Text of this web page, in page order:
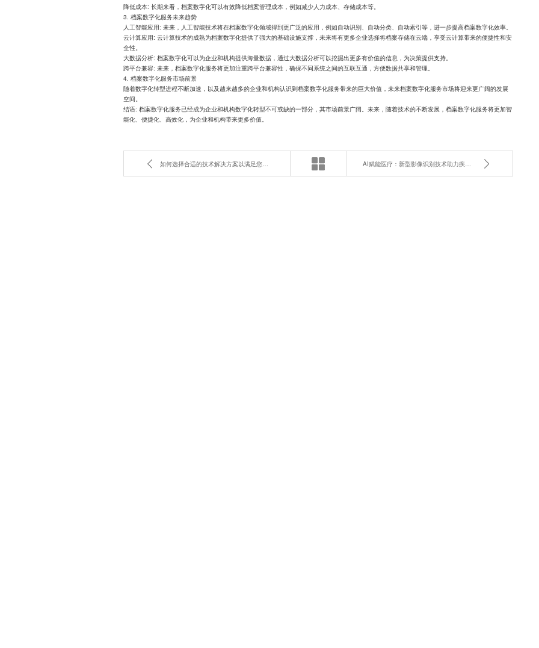
降低成本: 长期来看，档案数字化可以有效降低档案管理成本，例如减少人力成本、存储成本等。
3. 档案数字化服务未来趋势
人工智能应用: 未来，人工智能技术将在档案数字化领域得到更广泛的应用，例如自动识别、自动分类、自动索引等，进一步提高档案数字化效率。
云计算应用: 云计算技术的成熟为档案数字化提供了强大的基础设施支撑，未来将有更多企业选择将档案存储在云端，享受云计算带来的便捷性和安
全性。
大数据分析: 档案数字化可以为企业和机构提供海量数据，通过大数据分析可以挖掘出更多有价值的信息，为决策提供支持。
跨平台兼容: 未来，档案数字化服务将更加注重跨平台兼容性，确保不同系统之间的互联互通，方便数据共享和管理。
4. 档案数字化服务市场前景
随着数字化转型进程不断加速，以及越来越多的企业和机构认识到档案数字化服务带来的巨大价值，未来档案数字化服务市场将迎来更广阔的发展
空间。
结语: 档案数字化服务已经成为企业和机构数字化转型不可或缺的一部分，其市场前景广阔。未来，随着技术的不断发展，档案数字化服务将更加智
能化、便捷化、高效化，为企业和机构带来更多价值。
如何选择合适的技术解决方案以满足您的业务需求？